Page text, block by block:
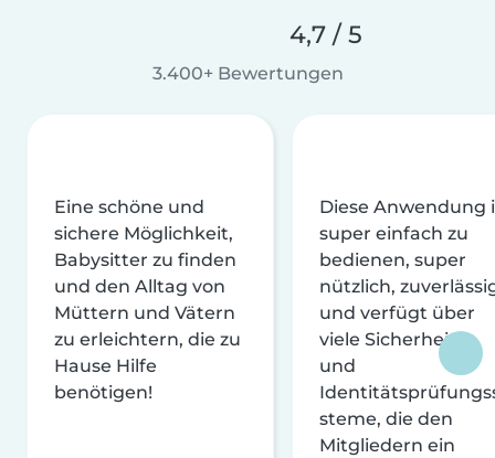
4,7 / 5
3.400+ Bewertungen
Eine schöne und
sichere Möglichkeit,
Babysitter zu finden
und den Alltag von
Müttern und Vätern
zu erleichtern, die zu
Hause Hilfe
benötigen!
Diese Anwendung
super einfach zu
bedienen, super
nützlich,
und verfügt über
viele Sicherheits-
und
steme, die den
Mitgliedern ein